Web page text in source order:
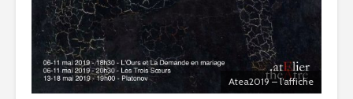
Atea2019 – l’affiche